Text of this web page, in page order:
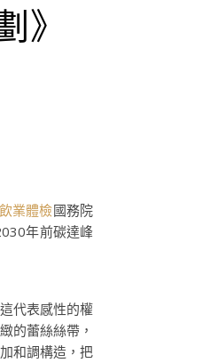
》
業體檢國務院
年前碳達峰
代表感性的權
的蕾絲絲帶，
和調構造，把